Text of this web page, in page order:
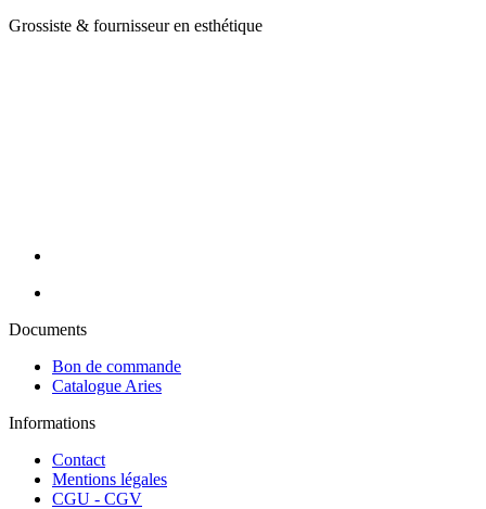
Grossiste & fournisseur en esthétique
Documents
Bon de commande
Catalogue Aries
Informations
Contact
Mentions légales
CGU - CGV